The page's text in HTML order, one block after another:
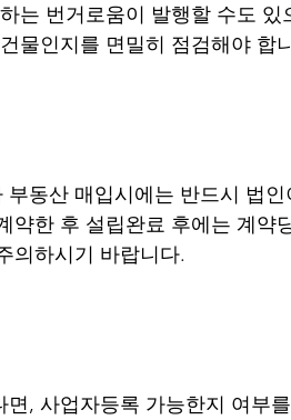
는 번거로움이 발행할 수도 있
물인지를 면밀히 점검해야 합
동산 매입시에는 반드시 법인
약한 후 설립완료 후에는 계약
의하시기 바랍니다.
, 사업자등록 가능한지 여부